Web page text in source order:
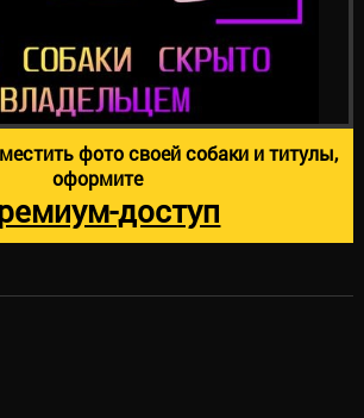
фото своей собаки и титулы,
оформите
доступ